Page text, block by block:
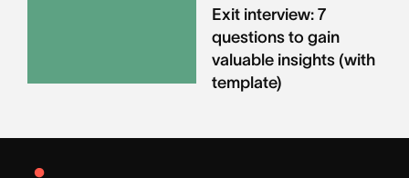
Exit interview: 7
questions to gain
valuable insights (with
template)